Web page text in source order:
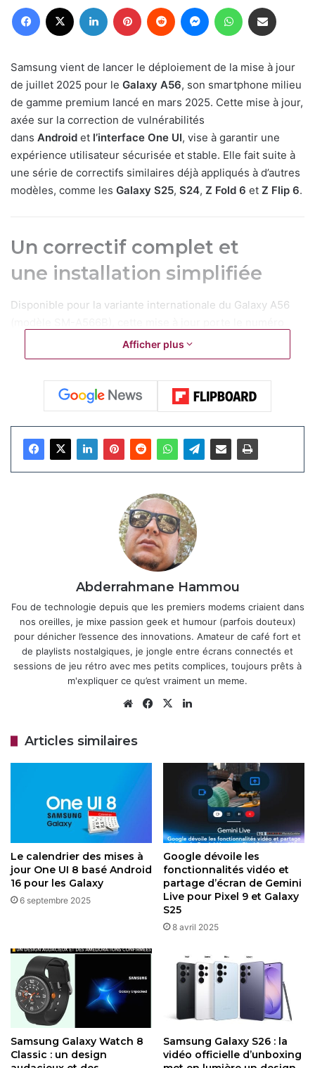
Facebook Linkedin Pinterest Reddit MessengerWhatsApp
Samsung vient de lancer le déploiement de la mise à jour
de juillet 2025 pour le Galaxy A56, son smartphone milieu
de gamme premium lancé en mars 2025. Cette mise à jour,
axée sur la correction de vulnérabilités
dans Android et l’interface One UI, vise à garantir une
expérience utilisateur sécurisée et stable. Elle fait suite à
une série de correctifs similaires déjà appliqués à d’autres
modèles, comme les Galaxy S25, S24, Z Fold 6 et Z Flip 6.
Un correctif complet et
une installation simplifiée
Disponible pour la variante internationale du Galaxy A56
firmware A566BXXS5AYFBet inclut 40 correctifs de
sécurité, dont une faille critique d’Android résolue par
des composants commeKnox
Samsung
Account,BluetoothetWi-Fi. Le déploiement, initialement
lancé dans des pays comme la Thaïlande, le Maroc et le
Brésil, s’étendra progressivement à d’autres régions dans
les prochains jours.
bénéficie de la fonctionnalité de mises à
jour transparentes (seamless updates), permettant
l’installation en arrière-plan sans perturber l’utilisation du
smartphone. Seule une brève interruption pour un
redémarrage est nécessaire, contrairement aux modèles
plus anciens ou économiques, comme leGalaxy A26
nécessitent une mise hors tension complète. Pour vérifier
la disponibilité de la mise à jour, accédez
àParamètres >Mise à jour logicielle >Télécharger et
installer.
précommandes battent tous les
Gaffe chez Samsung : La date du
prochain Galaxy Unpacked fuite sur le
web
2 juillet 2026
Un calendrier de mises à jour
Lancée avec One UI 7, la Galaxy A56 est
promise à six ans de mises à jour et de sécurité, jusqu’en
2031, une politique rare pour un appareil milieu de gamme.
Alors que cette mise à jour de juillet se concentre sur la
sécurité, Samsung teste actuellement
One UI 8
, basé sur
Android 16, pour le Galaxy A56, avec un déploiement
Afficher plus
Abderrahmane Hammou
Fou de technologie depuis que les premiers modems criaient dans
nos oreilles, je mixe passion geek et humour (parfois douteux)
pour dénicher l’essence des innovations. Amateur de café fort et
de playlists nostalgiques, je jongle entre écrans connectés et
sessions de jeu rétro avec mes petits complices, toujours prêts à
m'expliquer ce qu’est vraiment un meme.
WebsiteFacebook
X
Articles similaires
Le calendrier des mises à
jour One UI 8 basé Android
16 pour les Galaxy
6 septembre 2025
Google dévoile les
fonctionnalités vidéo et
partage d’écran de Gemini
Live pour Pixel 9 et Galaxy
S25
8 avril 2025
Samsung Galaxy Watch 8
Classic : un design
Samsung Galaxy S26 : la
vidéo officielle d’unboxing